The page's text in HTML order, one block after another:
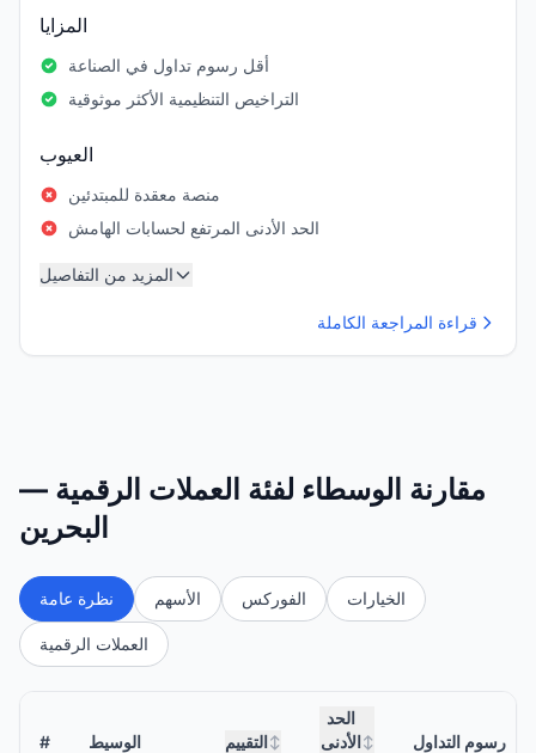
المزايا
أقل رسوم تداول في الصناعة
التراخيص التنظيمية الأكثر موثوقية
العيوب
منصة معقدة للمبتدئين
الحد الأدنى المرتفع لحسابات الهامش
المزيد من التفاصيل
قراءة المراجعة الكاملة
مقارنة الوسطاء لفئة العملات الرقمية —
البحرين
نظرة عامة الأسهم الفوركس الخيارات
العملات الرقمية
# الوسيط التقييم ↕
الحد
الأدنى ↕ رسوم التداول